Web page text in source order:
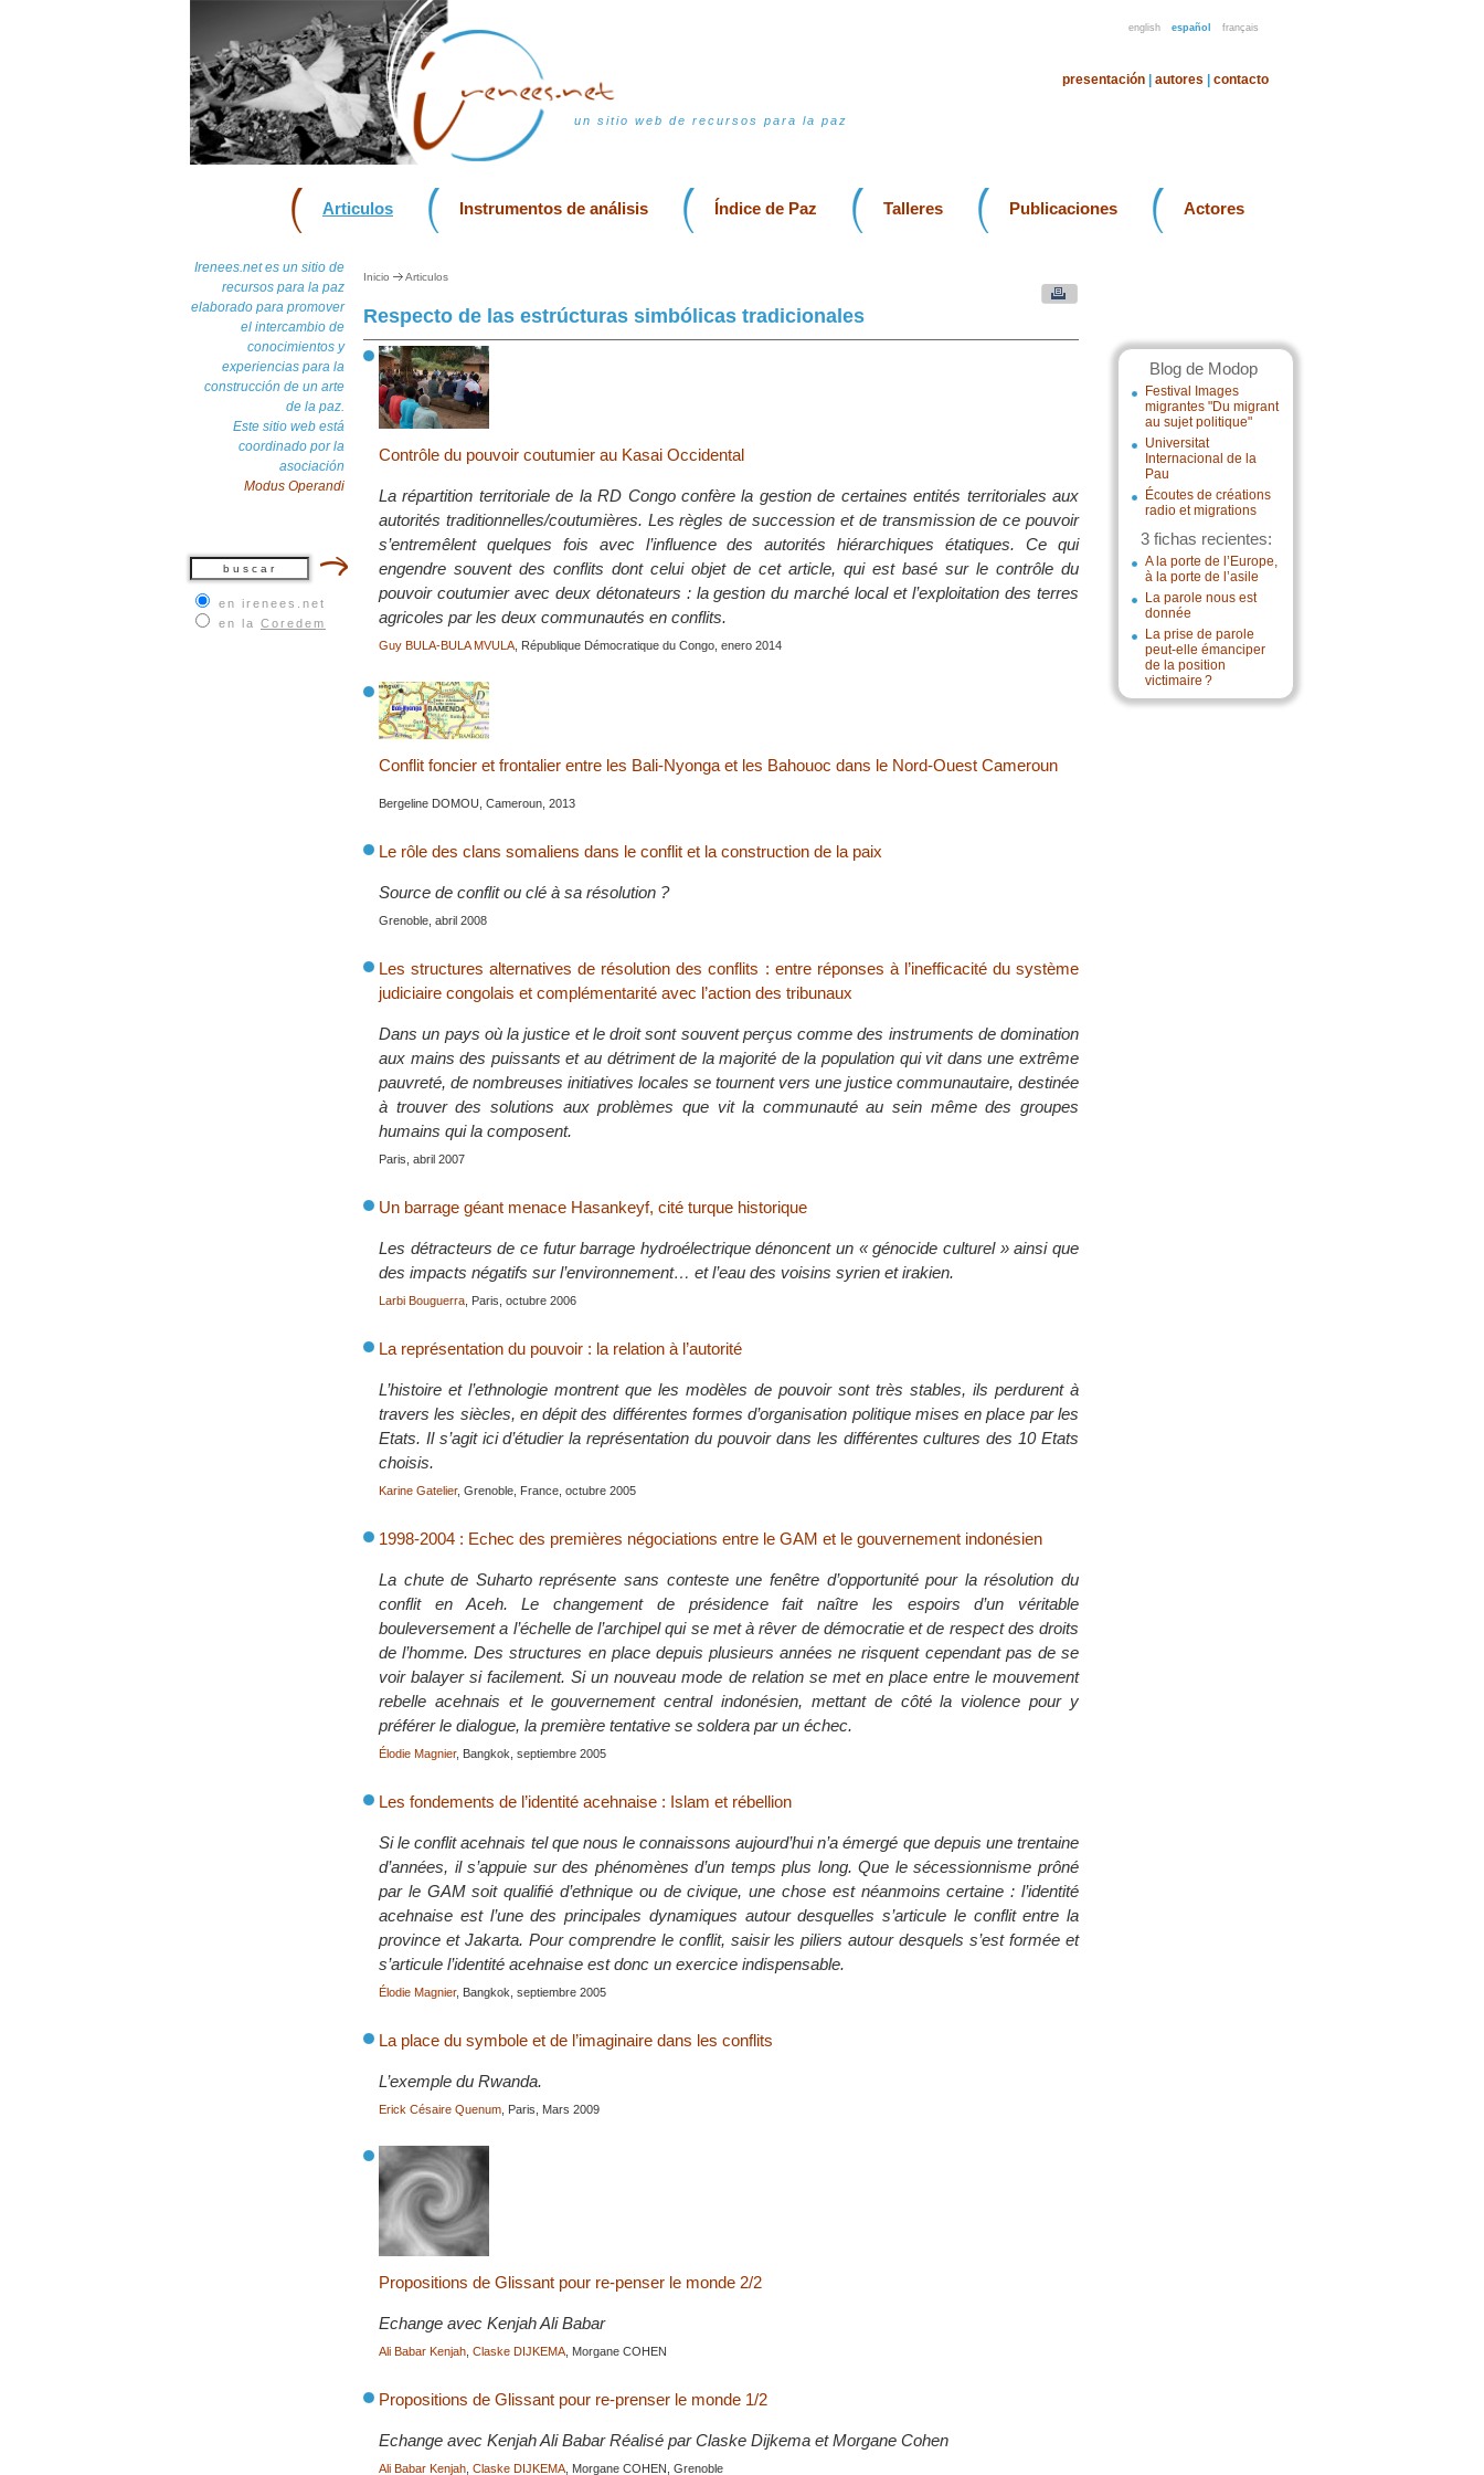
english español français
un sitio web de recursos para la paz
presentación autores contacto
Articulos Instrumentos de análisis Índice de Paz Talleres Publicaciones Actores
Irenees.net es un sitio de
recursos para la paz
elaborado para promover
el intercambio de
conocimientos y
experiencias para la
construcción de un arte
de la paz.
Este sitio web está
coordinado por la
asociación
Modus Operandi
en irenees.net
en la Coredem
Blog de Modop
Festival Images
migrantes "Du migrant
au sujet politique"
Universitat
Internacional de la
Pau
Écoutes de créations
radio et migrations
3 fichas recientes:
A la porte de l’Europe,
à la porte de l’asile
La parole nous est
donnée
La prise de parole
peut-elle émanciper
de la position
victimaire ?
Inicio Articulos
Respecto de las estrúcturas simbólicas tradicionales
Contrôle du pouvoir coutumier au Kasai Occidental
La répartition territoriale de la RD Congo confère la gestion de certaines entités territoriales aux
autorités traditionnelles/coutumières. Les règles de succession et de transmission de ce pouvoir
s’entremêlent quelques fois avec l’influence des autorités hiérarchiques étatiques. Ce qui
engendre souvent des conflits dont celui objet de cet article, qui est basé sur le contrôle du
pouvoir coutumier avec deux détonateurs : la gestion du marché local et l’exploitation des terres
agricoles par les deux communautés en conflits.
Guy BULA-BULA MVULA , République Démocratique du Congo, enero 2014
Conflit foncier et frontalier entre les Bali-Nyonga et les Bahouoc dans le Nord-Ouest Cameroun
Bergeline DOMOU, Cameroun, 2013
Le rôle des clans somaliens dans le conflit et la construction de la paix
Source de conflit ou clé à sa résolution ?
Grenoble, abril 2008
Les structures alternatives de résolution des conflits : entre réponses à l’inefficacité du système
judiciaire congolais et complémentarité avec l’action des tribunaux
Dans un pays où la justice et le droit sont souvent perçus comme des instruments de domination
aux mains des puissants et au détriment de la majorité de la population qui vit dans une extrême
pauvreté, de nombreuses initiatives locales se tournent vers une justice communautaire, destinée
à trouver des solutions aux problèmes que vit la communauté au sein même des groupes
humains qui la composent.
Paris, abril 2007
Un barrage géant menace Hasankeyf, cité turque historique
Les détracteurs de ce futur barrage hydroélectrique dénoncent un « génocide culturel » ainsi que
des impacts négatifs sur l’environnement… et l’eau des voisins syrien et irakien.
Larbi Bouguerra , Paris, octubre 2006
La représentation du pouvoir : la relation à l’autorité
L’histoire et l’ethnologie montrent que les modèles de pouvoir sont très stables, ils perdurent à
travers les siècles, en dépit des différentes formes d’organisation politique mises en place par les
Etats. Il s’agit ici d’étudier la représentation du pouvoir dans les différentes cultures des 10 Etats
choisis.
Karine Gatelier, Grenoble, France, octubre 2005
1998-2004 : Echec des premières négociations entre le GAM et le gouvernement indonésien
La chute de Suharto représente sans conteste une fenêtre d’opportunité pour la résolution du
conflit en Aceh. Le changement de présidence fait naître les espoirs d’un véritable
bouleversement a l’échelle de l’archipel qui se met à rêver de démocratie et de respect des droits
de l’homme. Des structures en place depuis plusieurs années ne risquent cependant pas de se
voir balayer si facilement. Si un nouveau mode de relation se met en place entre le mouvement
rebelle acehnais et le gouvernement central indonésien, mettant de côté la violence pour y
préférer le dialogue, la première tentative se soldera par un échec.
Élodie Magnier, Bangkok, septiembre 2005
Les fondements de l’identité acehnaise : Islam et rébellion
Si le conflit acehnais tel que nous le connaissons aujourd’hui n’a émergé que depuis une trentaine
d’années, il s’appuie sur des phénomènes d’un temps plus long. Que le sécessionnisme prôné
par le GAM soit qualifié d’ethnique ou de civique, une chose est néanmoins certaine : l’identité
acehnaise est l’une des principales dynamiques autour desquelles s’articule le conflit entre la
province et Jakarta. Pour comprendre le conflit, saisir les piliers autour desquels s’est formée et
s’articule l’identité acehnaise est donc un exercice indispensable.
Élodie Magnier, Bangkok, septiembre 2005
La place du symbole et de l’imaginaire dans les conflits
L’exemple du Rwanda.
Erick Césaire Quenum , Paris, Mars 2009
Propositions de Glissant pour re-penser le monde 2/2
Echange avec Kenjah Ali Babar
Ali Babar Kenjah Claske DIJKEMA , Morgane COHEN
Propositions de Glissant pour re-prenser le monde 1/2
Echange avec Kenjah Ali Babar Réalisé par Claske Dijkema et Morgane Cohen
Ali Babar Kenjah Claske DIJKEMA , Morgane COHEN, Grenoble